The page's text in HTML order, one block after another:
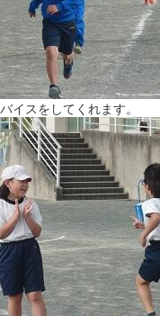
イスをしてくれます。